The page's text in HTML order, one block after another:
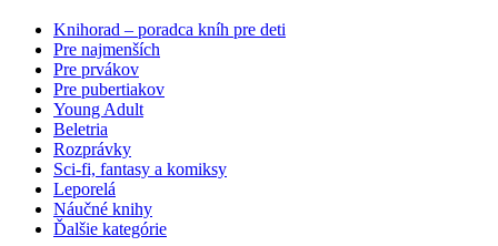
Knihorad – poradca kníh pre deti
Pre najmenších
Pre prvákov
Pre pubertiakov
Young Adult
Beletria
Rozprávky
Sci-fi, fantasy a komiksy
Leporelá
Náučné knihy
Ďalšie kategórie